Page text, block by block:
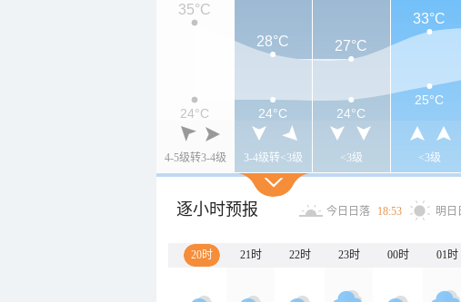
4-5级转3-4级 3-4级转<3级 <3级 <3级
35°C
28°C 27°C
33°C
24°C 24°C 24°C
25°C
逐小时预报 今日日落 18:53 明日
20时 21时 22时 23时 00时 01时